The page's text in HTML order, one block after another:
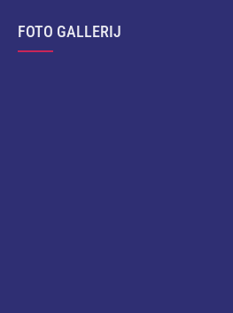
FOTO GALLERIJ